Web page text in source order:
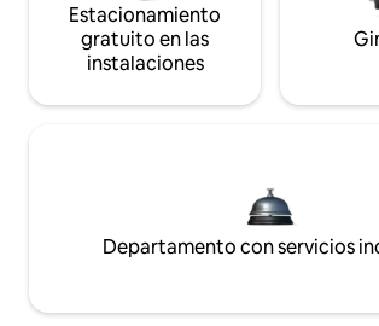
Estacionamiento
gratuito en las
instalaciones
Departamento con servicios